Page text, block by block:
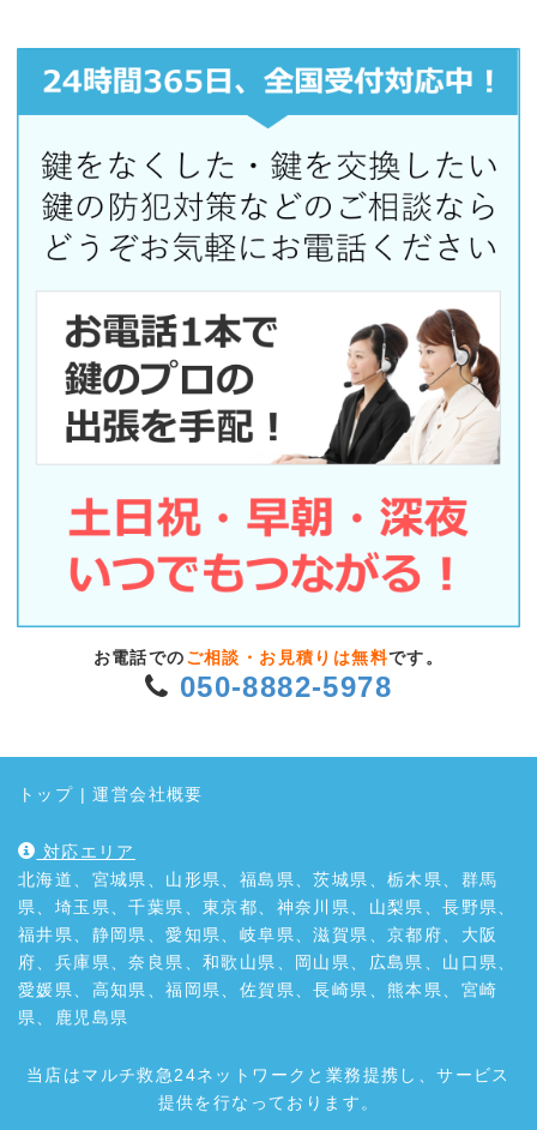
お電話での ご相談・お見積りは無料です。
050-8882-5978
トップ |運営会社概要
対応エリア
北海道、宮城県、山形県、福島県、茨城県、栃木県、群馬
県、埼玉県、千葉県、東京都、神奈川県、山梨県、長野県、
福井県、静岡県、愛知県、岐阜県、滋賀県、京都府、大阪
府、兵庫県、奈良県、和歌山県、岡山県、広島県、山口県、
愛媛県、高知県、福岡県、佐賀県、長崎県、熊本県、宮崎
県、鹿児島県
当店はマルチ救急24ネットワークと業務提携し、サービス
提供を行なっております。